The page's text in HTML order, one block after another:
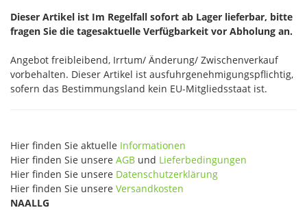
Dieser Artikel ist Im Regelfall sofort ab Lager lieferbar, bitte
fragen Sie die tagesaktuelle Verfügbarkeit vor Abholung an.
Angebot freibleibend, Irrtum/ Änderung/ Zwischenverkauf
vorbehalten. Dieser Artikel ist ausfuhrgenehmigungspflichtig,
sofern das Bestimmungsland kein EU-Mitgliedsstaat ist.
Hier finden Sie aktuelle Informationen
Hier finden Sie unsere AGB und Lieferbedingungen
Hier finden Sie unsere Datenschutzerklärung
Hier finden Sie unsere Versandkosten
NAALLG